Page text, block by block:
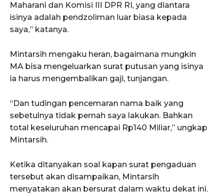
Maharani dan Komisi III DPR RI, yang diantara
isinya adalah pendzoliman luar biasa kepada
saya,” katanya.
Mintarsih mengaku heran, bagaimana mungkin
MA bisa mengeluarkan surat putusan yang isinya
ia harus mengembalikan gaji, tunjangan.
“Dan tudingan pencemaran nama baik yang
sebetulnya tidak pernah saya lakukan. Bahkan
total keseluruhan mencapai Rp140 Miliar,” ungkap
Mintarsih.
Ketika ditanyakan soal kapan surat pengaduan
tersebut akan disampaikan, Mintarsih
menyatakan akan bersurat dalam waktu dekat ini.